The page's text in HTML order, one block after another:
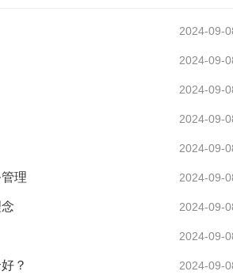
2024-09-
2024-09-
2024-09-
2024-09-
2024-09-
理 2024-09-
2024-09-
2024-09-
？ 2024-09-